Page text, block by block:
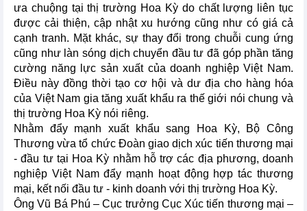
ưa chuộng tại thị trường Hoa Kỳ do chất lượng liên tục
được cải thiện, cập nhật xu hướng cũng như có giá cả
cạnh tranh. Mặt khác, sự thay đổi trong chuỗi cung ứng
cũng như làn sóng dịch chuyển đầu tư đã góp phần tăng
cường năng lực sản xuất của doanh nghiệp Việt Nam.
Điều này đồng thời tạo cơ hội và dư địa cho hàng hóa
của Việt Nam gia tăng xuất khẩu ra thế giới nói chung và
thị trường Hoa Kỳ nói riêng.
Nhằm đẩy mạnh xuất khẩu sang Hoa Kỳ, Bộ Công
Thương vừa tổ chức Đoàn giao dịch xúc tiến thương mại
- đầu tư tại Hoa Kỳ nhằm hỗ trợ các địa phương, doanh
nghiệp Việt Nam đẩy mạnh hoạt động hợp tác thương
mại, kết nối đầu tư - kinh doanh với thị trường Hoa Kỳ.
Ông Vũ Bá Phú – Cục trưởng Cục Xúc tiến thương mại –